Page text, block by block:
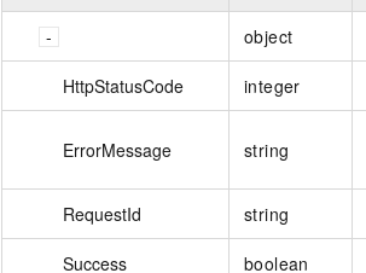
object
HttpStatusCode integer
ErrorMessage string
RequestId string
Success boolean